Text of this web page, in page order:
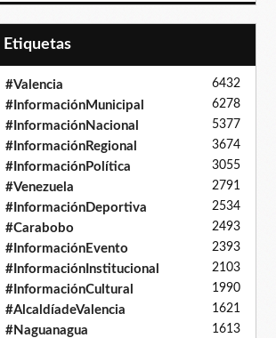
Etiquetas
#Valencia 6432
#InformaciónMunicipal 6278
#InformaciónNacional 5377
#InformaciónRegional 3674
#InformaciónPolítica 3055
#Venezuela 2791
#InformaciónDeportiva 2534
#Carabobo 2493
#InformaciónEvento 2393
#InformaciónInstitucional 2103
#InformaciónCultural 1990
#AlcaldíadeValencia 1621
#Naguanagua 1613